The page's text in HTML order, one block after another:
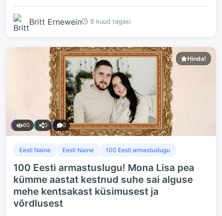
Britt Ernewein 8 kuud tagasi
Hinda!
60 0 0
Eesti Naine Eesti Naine 100 Eesti armastuslugu
100 Eesti armastuslugu! Mona Lisa pea
kümme aastat kestnud suhe sai alguse
mehe kentsakast küsimusest ja
võrdlusest